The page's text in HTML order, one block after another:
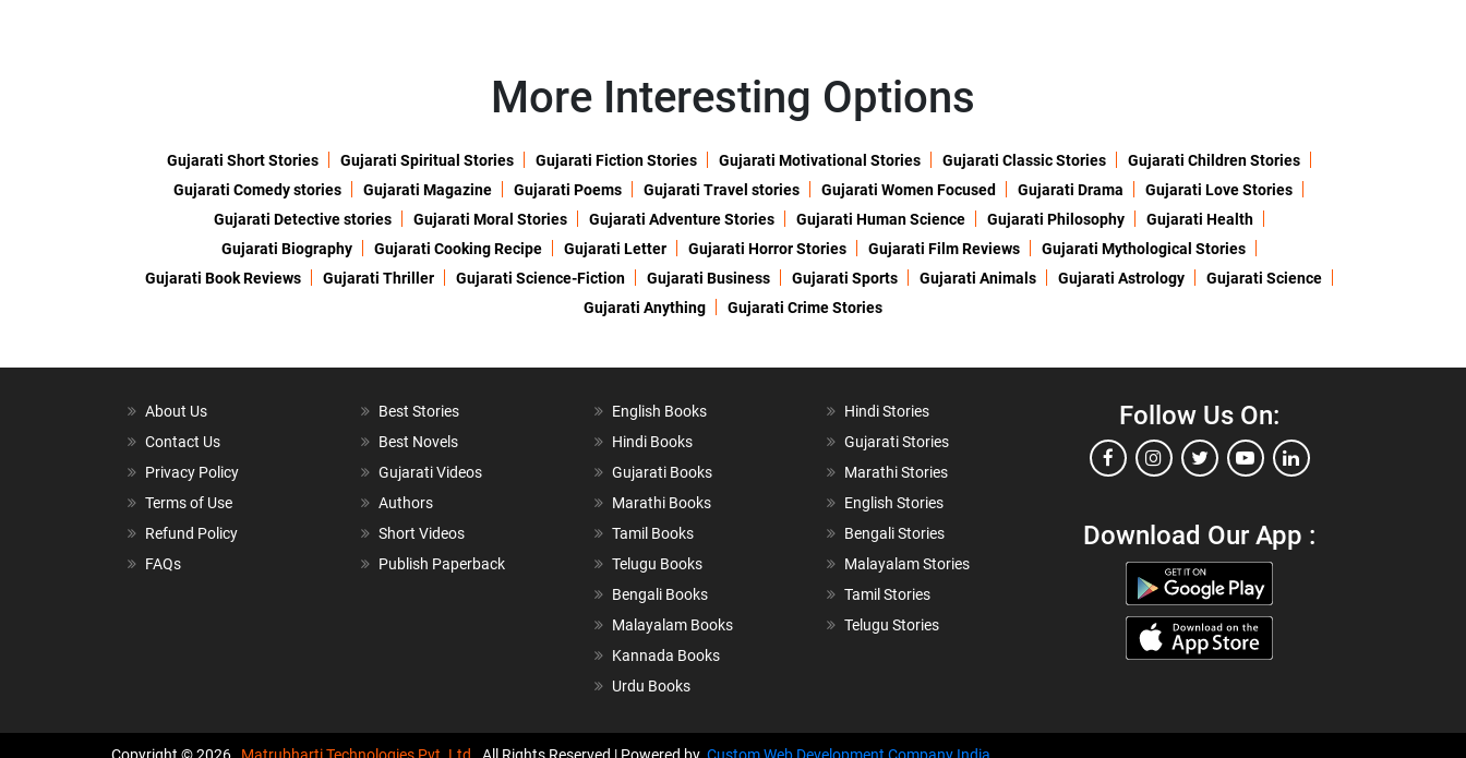
More Interesting Options
Gujarati Short Stories Gujarati Spiritual Stories Gujarati Fiction Stories Gujarati Motivational Stories Gujarati Classic Stories
Gujarati Children Stories
Gujarati Comedy stories
Gujarati Magazine Gujarati Poems Gujarati Travel stories Gujarati Women Focused Gujarati Drama
Gujarati Love Stories
Gujarati Detective stories
Gujarati Moral Stories Gujarati Adventure Stories Gujarati Human Science Gujarati Philosophy
Gujarati Health
Gujarati Biography
Gujarati Cooking Recipe Gujarati Letter Gujarati Horror Stories Gujarati Film Reviews
Gujarati Mythological Stories
Gujarati Book Reviews
Gujarati Thriller Gujarati Science-Fiction Gujarati Business Gujarati Sports Gujarati Animals Gujarati Astrology
Gujarati Science
Gujarati Anything
Gujarati Crime Stories
About Us
Contact Us
Privacy Policy
Terms of Use
Refund Policy
FAQs
Best Stories
Best Novels
Gujarati Videos
Authors
Short Videos
Publish Paperback
English Books
Hindi Books
Gujarati Books
Marathi Books
Tamil Books
Telugu Books
Bengali Books
Malayalam Books
Kannada Books
Urdu Books
Hindi Stories
Gujarati Stories
Marathi Stories
English Stories
Bengali Stories
Malayalam Stories
Tamil Stories
Telugu Stories
Follow Us On:
Download Our App :